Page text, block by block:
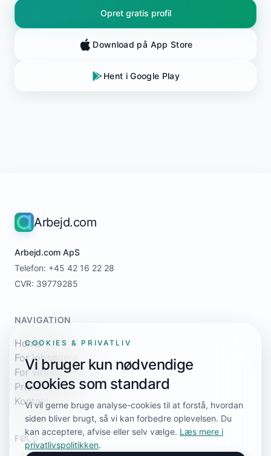
Opret gratis profil
Download på App Store
Hent i Google Play
Arbejd.com
Arbejd.com ApS
Telefon: +45 42 16 22 28
CVR: 39779285
NAVIGATION
Home
For jobsøgere
For virksomheder
Priser
Kontakt
FØLG OS
COOKIES & PRIVATLIV
Vi bruger kun nødvendige
cookies som standard
Vi vil gerne bruge analyse-cookies til at forstå, hvordan
siden bliver brugt, så vi kan forbedre oplevelsen. Du
kan acceptere, afvise eller selv vælge. Læs mere i
privatlivspolitikken.